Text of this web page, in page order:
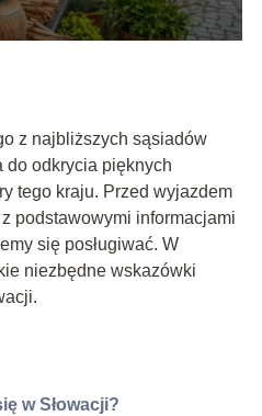
z najbliższych sąsiadów
do odkrycia pięknych
tego kraju. Przed wyjazdem
podstawowymi informacjami
się posługiwać. W
niezbędne wskazówki
w Słowacji?